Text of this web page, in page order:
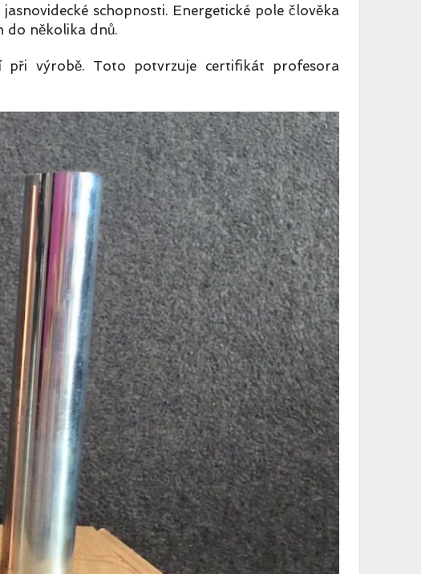
schopnosti. Energetické pole člověka
do několika dnů.
při výrobě. Toto potvrzuje certifikát profesora